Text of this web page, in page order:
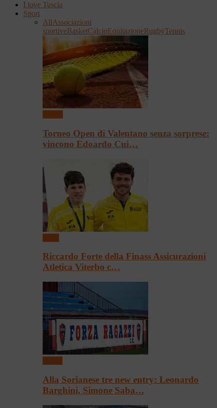
I love Tuscia
Sport
AllAssociazioni
sportiveBasketCalcioEquitazioneRugbyTennis
Torneo Open di Valentano senza sorprese:
vincono Edoardo Cui…
Riccardo Forte della Finass Assicurazioni
Atletica Viterbo c…
Alla Sorianese tre new entry: Leonardo
Barghini, Simone Saba…